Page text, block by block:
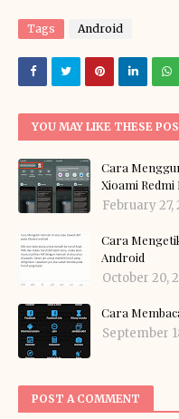
Tags Android
YOU MAY LIKE THESE
Cara
Xioami Redmi
February 27,
Cara
Android
October 20,
Cara
September
POST A COMMENT